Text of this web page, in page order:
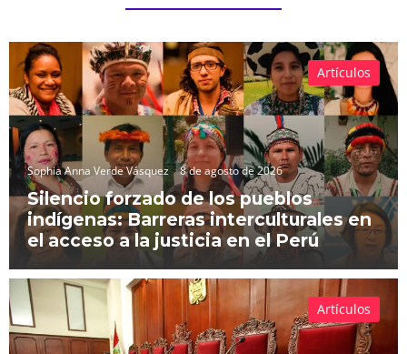
Sophia Anna Verde Vásquez 8 de agosto de 2026
Silencio forzado de los pueblos
indígenas: Barreras interculturales en
el acceso a la justicia en el Perú
Artículos
Artículos